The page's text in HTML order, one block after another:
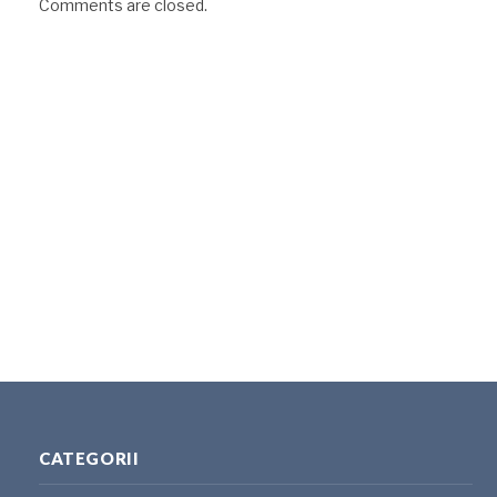
Comments are closed.
CATEGORII